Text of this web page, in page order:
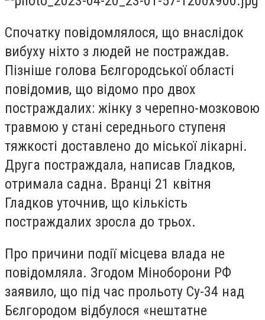
Спочатку повідомлялося, що внаслідок
вибуху ніхто з людей не постраждав.
Пізніше голова Бєлгородської області
повідомив, що відомо про двох
постраждалих: жінку з черепно-мозковою
травмою у стані середнього ступеня
тяжкості доставлено до міської лікарні.
Друга постраждала, написав Гладков,
отримала садна. Вранці 21 квітня
Гладков уточнив, що кількість
постраждалих зросла до трьох.
Про причини події місцева влада не
повідомляла. Згодом Міноборони РФ
заявило, що під час прольоту Су-34 над
Бєлгородом відбулося «нештатне